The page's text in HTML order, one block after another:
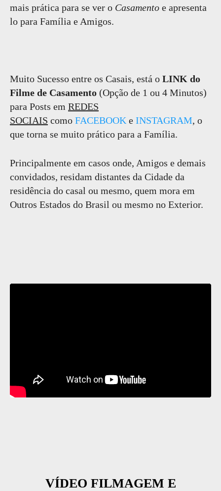
mais prática para se ver o Casamento e apresenta
lo para Família e Amigos.
Muito Sucesso entre os Casais, está o LINK do
Filme de Casamento (Opção de 1 ou 4 Minutos)
para Posts em REDES
SOCIAIS como FACEBOOK e INSTAGRAM, o
que torna se muito prático para a Família.
Principalmente em casos onde, Amigos e demais
convidados, residam distantes da Cidade da
residência do casal ou mesmo, quem mora em
Outros Estados do Brasil ou mesmo no Exterior.
VÍDEO FILMAGEM E